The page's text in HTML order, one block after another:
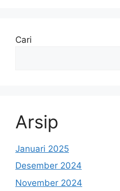
Cari
Arsip
Januari 2025
Desember 2024
November 2024